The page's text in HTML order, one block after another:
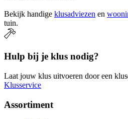
Bekijk handige klusadviezen en
tuin.
Hulp bij je klus nodig?
Laat jouw klus uitvoeren door een
Klusservice
Assortiment